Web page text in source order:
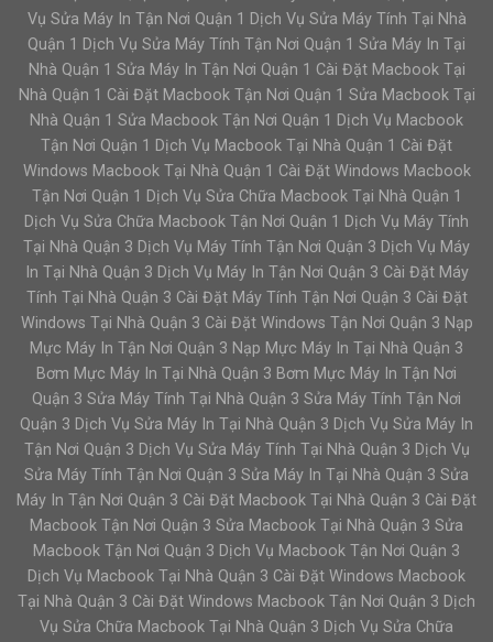
Vụ Sửa Máy In Tận Nơi Quận 1 Dịch Vụ Sửa Máy Tính Tại Nhà
Quận 1 Dịch Vụ Sửa Máy Tính Tận Nơi Quận 1 Sửa Máy In Tại
Nhà Quận 1 Sửa Máy In Tận Nơi Quận 1 Cài Đặt Macbook Tại
Nhà Quận 1 Cài Đặt Macbook Tận Nơi Quận 1 Sửa Macbook Tại
Nhà Quận 1 Sửa Macbook Tận Nơi Quận 1 Dịch Vụ Macbook
Tận Nơi Quận 1 Dịch Vụ Macbook Tại Nhà Quận 1 Cài Đặt
Windows Macbook Tại Nhà Quận 1 Cài Đặt Windows Macbook
Tận Nơi Quận 1 Dịch Vụ Sửa Chữa Macbook Tại Nhà Quận 1
Dịch Vụ Sửa Chữa Macbook Tận Nơi Quận 1 Dịch Vụ Máy Tính
Tại Nhà Quận 3 Dịch Vụ Máy Tính Tận Nơi Quận 3 Dịch Vụ Máy
In Tại Nhà Quận 3 Dịch Vụ Máy In Tận Nơi Quận 3 Cài Đặt Máy
Tính Tại Nhà Quận 3 Cài Đặt Máy Tính Tận Nơi Quận 3 Cài Đặt
Windows Tại Nhà Quận 3 Cài Đặt Windows Tận Nơi Quận 3 Nạp
Mực Máy In Tận Nơi Quận 3 Nạp Mực Máy In Tại Nhà Quận 3
Bơm Mực Máy In Tại Nhà Quận 3 Bơm Mực Máy In Tận Nơi
Quận 3 Sửa Máy Tính Tại Nhà Quận 3 Sửa Máy Tính Tận Nơi
Quận 3 Dịch Vụ Sửa Máy In Tại Nhà Quận 3 Dịch Vụ Sửa Máy In
Tận Nơi Quận 3 Dịch Vụ Sửa Máy Tính Tại Nhà Quận 3 Dịch Vụ
Sửa Máy Tính Tận Nơi Quận 3 Sửa Máy In Tại Nhà Quận 3 Sửa
Máy In Tận Nơi Quận 3 Cài Đặt Macbook Tại Nhà Quận 3 Cài Đặt
Macbook Tận Nơi Quận 3 Sửa Macbook Tại Nhà Quận 3 Sửa
Macbook Tận Nơi Quận 3 Dịch Vụ Macbook Tận Nơi Quận 3
Dịch Vụ Macbook Tại Nhà Quận 3 Cài Đặt Windows Macbook
Tại Nhà Quận 3 Cài Đặt Windows Macbook Tận Nơi Quận 3 Dịch
Vụ Sửa Chữa Macbook Tại Nhà Quận 3 Dịch Vụ Sửa Chữa